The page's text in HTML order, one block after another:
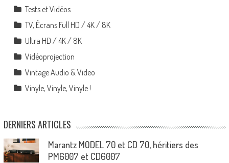
Tests et Vidéos
TV, Écrans Full HD / 4K / 8K
Ultra HD / 4K / 8K
Vidéoprojection
Vintage Audio & Video
Vinyle, Vinyle, Vinyle !
DERNIERS ARTICLES
Marantz MODEL 70 et CD 70, héritiers des
PM6007 et CD6007